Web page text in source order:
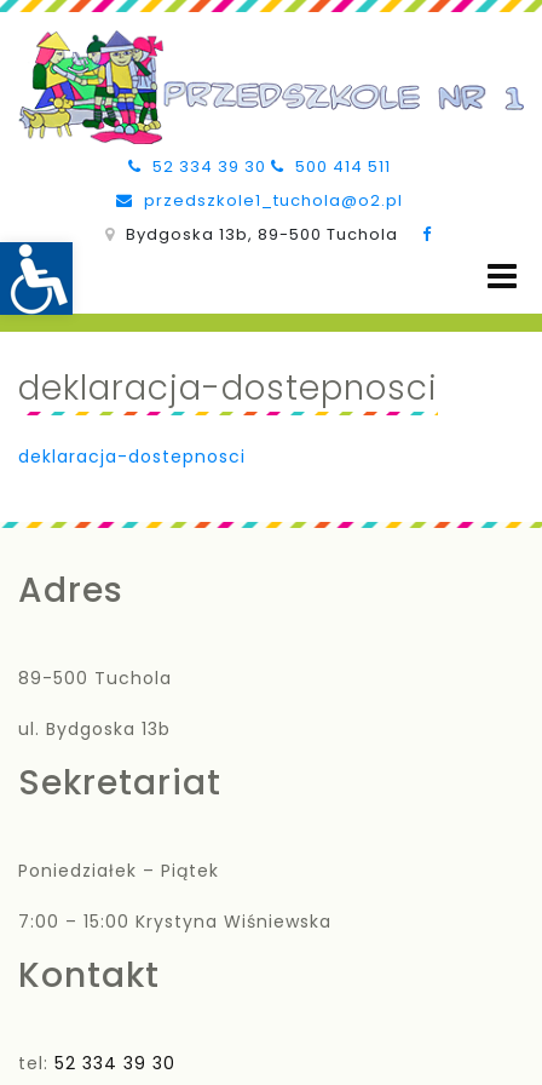
52 334 39 30
500 414 511
przedszkole1_tuchola@o2.pl
Bydgoska 13b, 89-500 Tuchola
deklaracja-dostepnosci
deklaracja-dostepnosci
Adres
89-500 Tuchola
ul. Bydgoska 13b
Sekretariat
Poniedziałek – Piątek
7:00 – 15:00 Krystyna Wiśniewska
Kontakt
tel: 52 334 39 30